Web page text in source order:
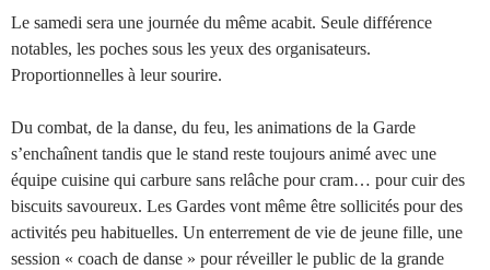
Le samedi sera une journée du même acabit. Seule différence
notables, les poches sous les yeux des organisateurs.
Proportionnelles à leur sourire.
Du combat, de la danse, du feu, les animations de la Garde
s’enchaînent tandis que le stand reste toujours animé avec une
équipe cuisine qui carbure sans relâche pour cram… pour cuir des
biscuits savoureux. Les Gardes vont même être sollicités pour des
activités peu habituelles. Un enterrement de vie de jeune fille, une
session « coach de danse » pour réveiller le public de la grande